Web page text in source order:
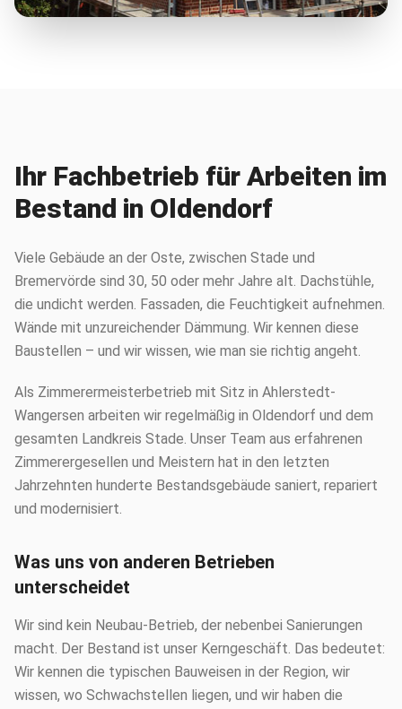
Ihr Fachbetrieb für Arbeiten im
Bestand in Oldendorf
Viele Gebäude an der Oste, zwischen Stade und
Bremervörde sind 30, 50 oder mehr Jahre alt. Dachstühle,
die undicht werden. Fassaden, die Feuchtigkeit aufnehmen.
Wände mit unzureichender Dämmung. Wir kennen diese
Baustellen – und wir wissen, wie man sie richtig angeht.
Als Zimmerermeisterbetrieb mit Sitz in Ahlerstedt-
Wangersen arbeiten wir regelmäßig in Oldendorf und dem
gesamten Landkreis Stade. Unser Team aus erfahrenen
Zimmerergesellen und Meistern hat in den letzten
Jahrzehnten hunderte Bestandsgebäude saniert, repariert
und modernisiert.
Was uns von anderen Betrieben
unterscheidet
Wir sind kein Neubau-Betrieb, der nebenbei Sanierungen
macht. Der Bestand ist unser Kerngeschäft. Das bedeutet:
Wir kennen die typischen Bauweisen in der Region, wir
wissen, wo Schwachstellen liegen, und wir haben die